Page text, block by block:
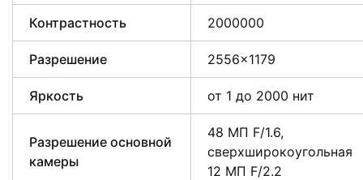
Контрастность 2000000
Разрешение 2556×1179
Яркость от 1 до 2000 нит
Разрешение основной
камеры
48 МП F/1.6,
сверхширокоугольная
12 МП F/2.2